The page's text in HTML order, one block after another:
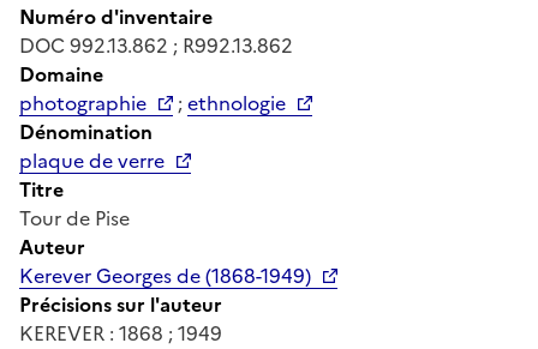
Numéro d'inventaire
DOC 992.13.862 ; R992.13.862
Domaine
photographie
;ethnologie
Dénomination
plaque de verre
Titre
Tour de Pise
Auteur
Kerever Georges de (1868-1949)
Précisions sur l'auteur
KEREVER : 1868 ; 1949